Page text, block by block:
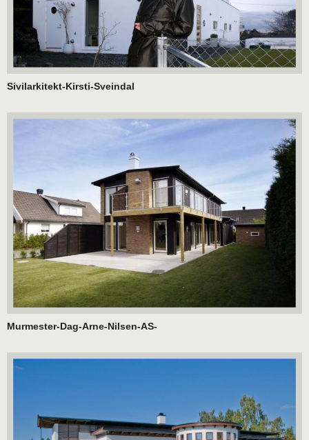
Sivilarkitekt-Kirsti-Sveindal
Murmester-Dag-Arne-Nilsen-AS-